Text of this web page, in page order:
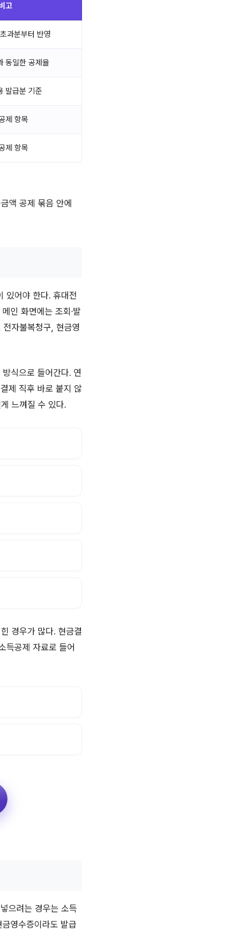
고
과분부터 반영
동일한 공제율
발급분 기준
제 항목
제 항목
액 공제 묶음 안에
있어야 한다. 휴대전
인 화면에는 조회·발
전자불복청구, 현금영
식으로 들어간다. 연
제 직후 바로 붙지 않
느껴질 수 있다.
경우가 많다. 현금결
득공제 자료로 들어
으려는 경우는 소득
영수증이라도 발급